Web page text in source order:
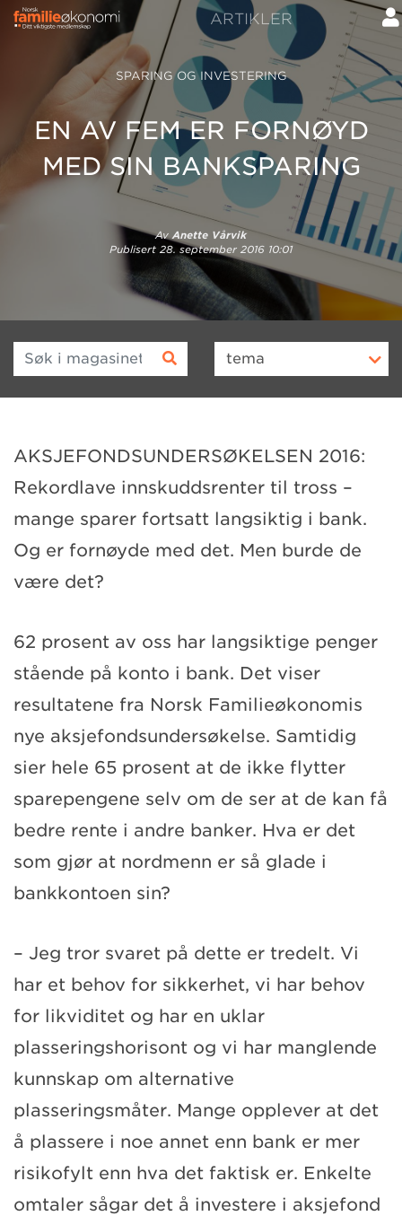
ARTIKLER
SPARING OG INVESTERING
EN AV FEM ER FORNØYD
MED SIN BANKSPARING
Av Anette Vårvik
Publisert 28. september 2016 10:01
Søk i magasinet tema
AKSJEFONDSUNDERSØKELSEN 2016:
Rekordlave innskuddsrenter til tross –
mange sparer fortsatt langsiktig i bank.
Og er fornøyde med det. Men burde de
være det?
62 prosent av oss har langsiktige penger
stående på konto i bank. Det viser
resultatene fra Norsk Familieøkonomis
nye aksjefondsundersøkelse. Samtidig
sier hele 65 prosent at de ikke flytter
sparepengene selv om de ser at de kan få
bedre rente i andre banker. Hva er det
som gjør at nordmenn er så glade i
bankkontoen sin?
– Jeg tror svaret på dette er tredelt. Vi
har et behov for sikkerhet, vi har behov
for likviditet og har en uklar
plasseringshorisont og vi har manglende
kunnskap om alternative
plasseringsmåter. Mange opplever at det
å plassere i noe annet enn bank er mer
risikofylt enn hva det faktisk er. Enkelte
omtaler sågar det å investere i aksjefond